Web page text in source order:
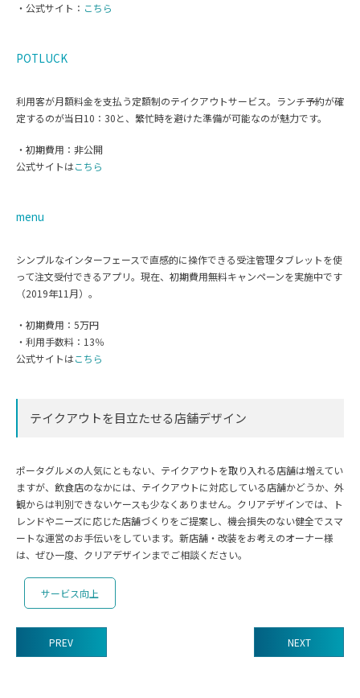
・公式サイト： こちら
POTLUCK
利用客が月額料金を支払う定額制のテイクアウトサービス。ランチ予約が確
定するのが当日10：30と、繁忙時を避けた準備が可能なのが魅力です。
・初期費用：非公開
公式サイトはこちら
menu
シンプルなインターフェースで直感的に操作できる受注管理タブレットを使
って注文受付できるアプリ。現在、初期費用無料キャンペーンを実施中です
（2019年11月）。
・初期費用：5万円
・利用手数料：13％
公式サイトはこちら
テイクアウトを目立たせる店舗デザイン
ポータグルメの人気にともない、テイクアウトを取り入れる店舗は増えてい
ますが、飲食店のなかには、テイクアウトに対応している店舗かどうか、外
観からは判別できないケースも少なくありません。クリアデザインでは、ト
レンドやニーズに応じた店舗づくりをご提案し、機会損失のない健全でスマ
ートな運営のお手伝いをしています。新店舗・改装をお考えのオーナー様
は、ぜひ一度、クリアデザインまでご相談ください。
サービス向上
PREV NEXT